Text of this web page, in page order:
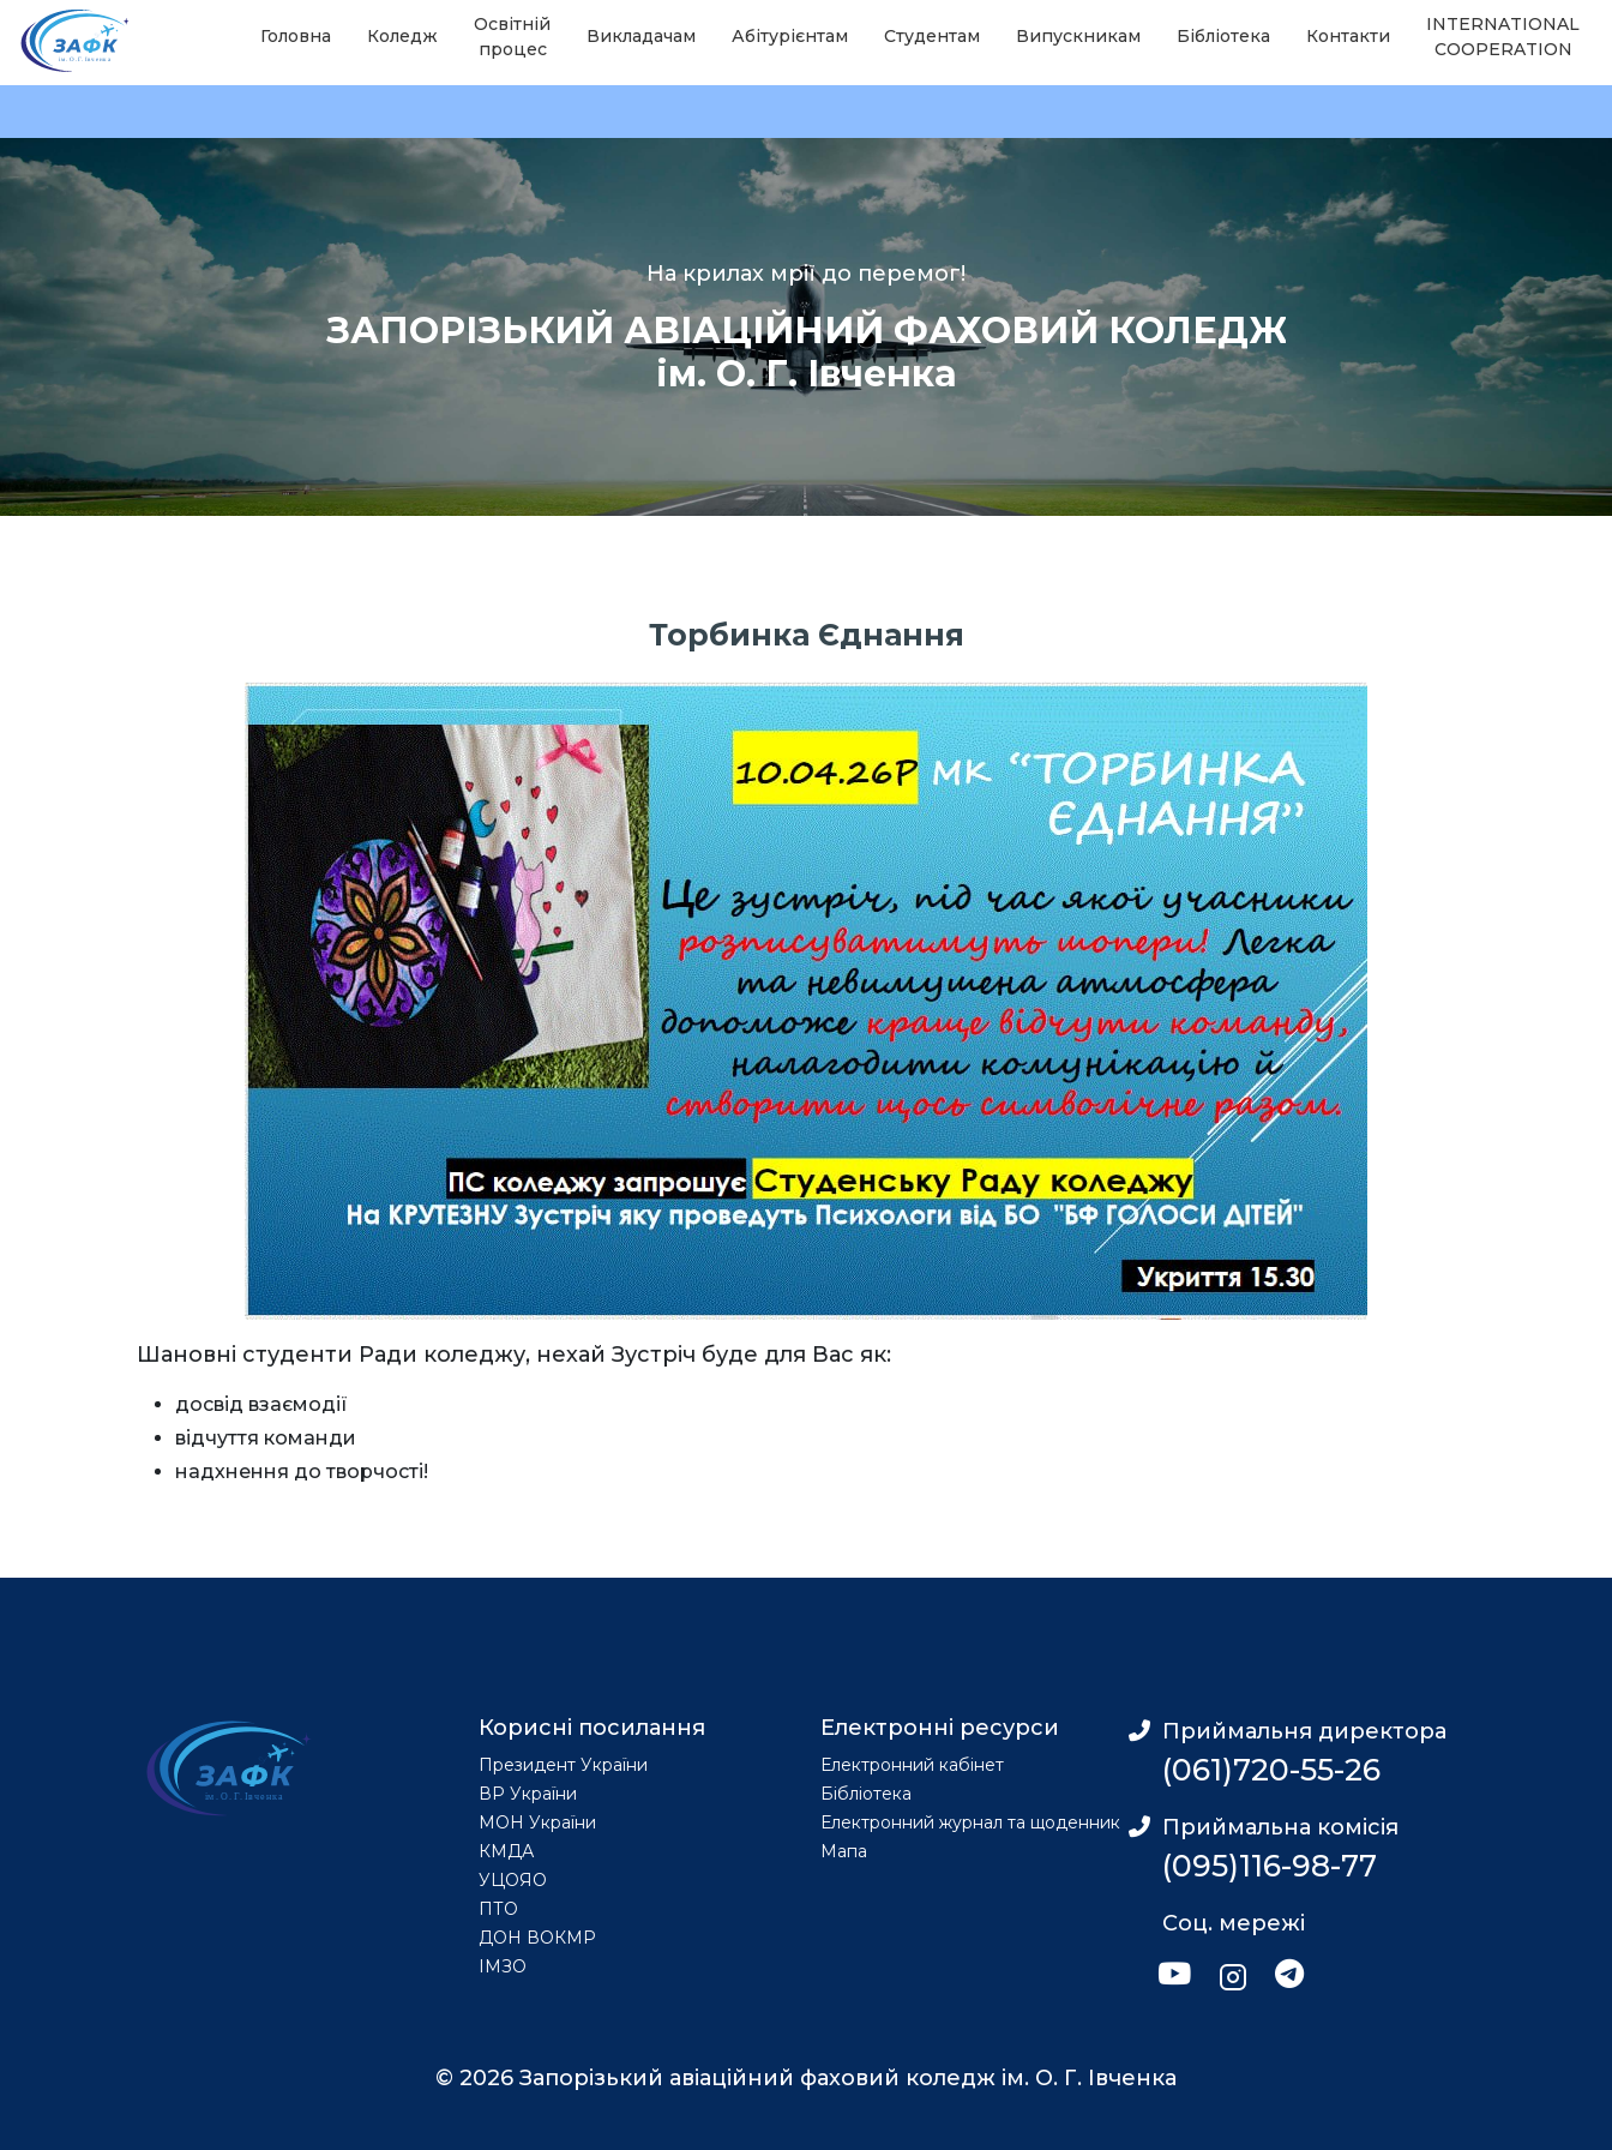
Головна Коледж
Освітній
процес
Викладачам Абітурієнтам Студентам Випускникам Бібліотека Контакти
INTERNATIONAL
COOPERATION
На крилах мрії до перемог!
ЗАПОРІЗЬКИЙ АВІАЦІЙНИЙ ФАХОВИЙ КОЛЕДЖ
ім. О. Г. Івченка
Торбинка Єднання
Шановні студенти Ради коледжу, нехай Зустріч буде для Вас як:
досвід взаємодії
відчуття команди
надхнення до творчості!
Корисні посилання
Президент України
ВР України
МОН України
КМДА
УЦОЯО
ПТО
ДОН ВОКМР
ІМЗО
Електронні ресурси
Електронний кабінет
Бібліотека
Електронний журнал та щоденник
Мапа
Приймальня директора
(061)720-55-26
Приймальна комісія
(095)116-98-77
Соц. мережі
© 2026 Запорізький авіаційний фаховий коледж ім. О. Г. Івченка